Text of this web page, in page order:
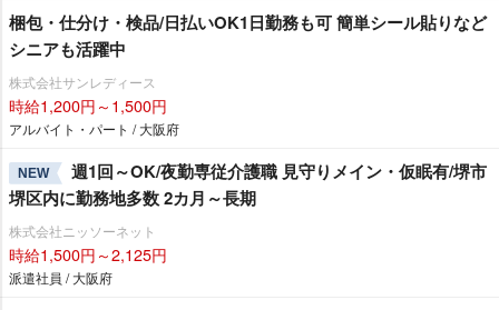
梱包・仕分け・検品/日払いOK1日勤務も可 簡単シール貼りなど
シニアも活躍中
株式会社サンレディース
時給1,200円～1,500円
アルバイト・パート / 大阪府
NEW
週1回～OK/夜勤専従介護職 見守りメイン・仮眠有/堺市
堺区内に勤務地多数 2カ月～長期
株式会社ニッソーネット
時給1,500円～2,125円
派遣社員 / 大阪府